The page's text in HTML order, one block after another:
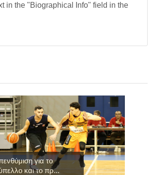
in the "Biographical Info" field in the
για το
και το πρ...